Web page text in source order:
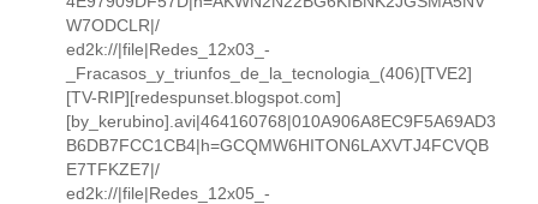
W7ODCLR|/
ed2k://|file|Redes_12x03_-
_Fracasos_y_triunfos_de_la_tecnologia_(406)[TVE2]
[TV-RIP][redespunset.blogspot.com]
[by_kerubino].avi|464160768|010A906A8EC9F5A69AD3
B6DB7FCC1CB4|h=GCQMW6HITON6LAXVTJ4FCVQB
E7TFKZE7|/
ed2k://|file|Redes_12x05_-